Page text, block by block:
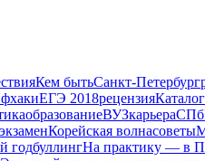
Кем бытьСанкт-Петербург
ЕГЭ 2018рецензияКаталог
образованиеВУЗкарьера
экзаменКорейская волнасоветы
годбуллингНа практику — в